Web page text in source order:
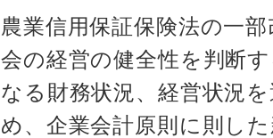
農業信用保証保険法の一
会の経営の健全性を判断
なる財務状況、経営状況
め、企業会計原則に則し